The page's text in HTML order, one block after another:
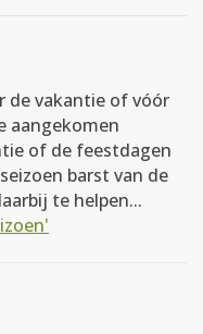
de vakantie of vóór
aangekomen
of de feestdagen
barst van de
te helpen...